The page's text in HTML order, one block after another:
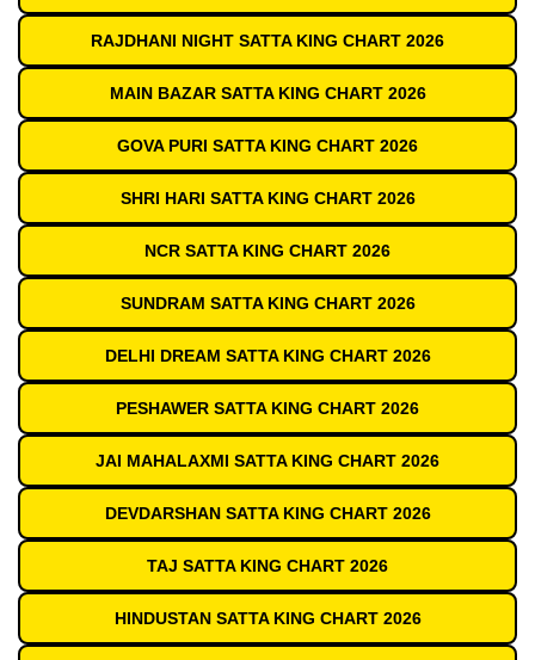
RAJDHANI NIGHT SATTA KING CHART 2026
MAIN BAZAR SATTA KING CHART 2026
GOVA PURI SATTA KING CHART 2026
SHRI HARI SATTA KING CHART 2026
NCR SATTA KING CHART 2026
SUNDRAM SATTA KING CHART 2026
DELHI DREAM SATTA KING CHART 2026
PESHAWER SATTA KING CHART 2026
JAI MAHALAXMI SATTA KING CHART 2026
DEVDARSHAN SATTA KING CHART 2026
TAJ SATTA KING CHART 2026
HINDUSTAN SATTA KING CHART 2026